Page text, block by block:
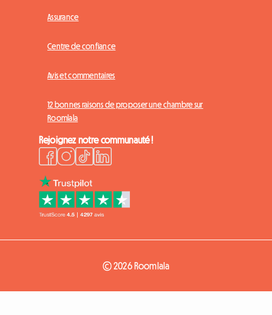
Assurance
Centre de confiance
Avis et commentaires
12 bonnes raisons de proposer une chambre sur
Roomlala
Rejoignez notre communauté !
© 2026 Roomlala